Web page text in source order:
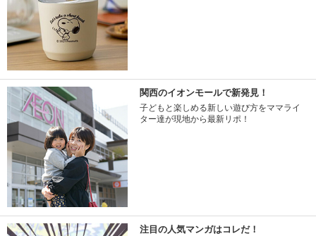
関西のイオンモールで新発見！
子どもと楽しめる新しい遊び方をママライ
ター達が現地から最新リポ！
注目の人気マンガはコレだ！